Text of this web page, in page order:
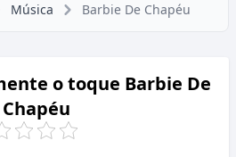
Música Barbie De Chapéu
o toque Barbie De
Chapéu